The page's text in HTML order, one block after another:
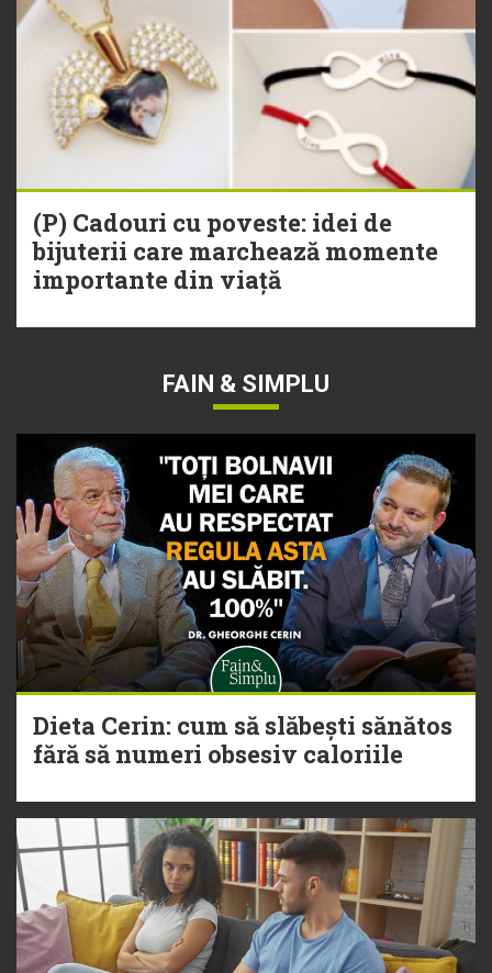
(P) Cadouri cu poveste: idei de
bijuterii care marchează momente
importante din viață
FAIN & SIMPLU
Dieta Cerin: cum să slăbești sănătos
fără să numeri obsesiv caloriile